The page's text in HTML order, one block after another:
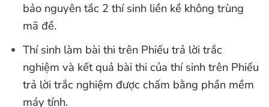
bảo nguyên tắc 2 thí sinh liền kề không trùng
mã đề.
Thí sinh làm bài thi trên Phiếu trả lời trắc
nghiệm và kết quả bài thi của thí sinh trên Phiếu
trả lời trắc nghiệm được chấm bằng phần mềm
máy tính.